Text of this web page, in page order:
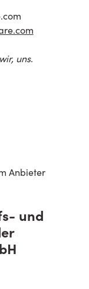
uns.
Anbieter
und